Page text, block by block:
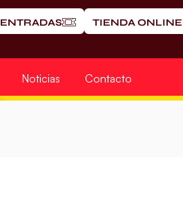
ENTRADAS TIENDA ONLINE
Noticias Contacto